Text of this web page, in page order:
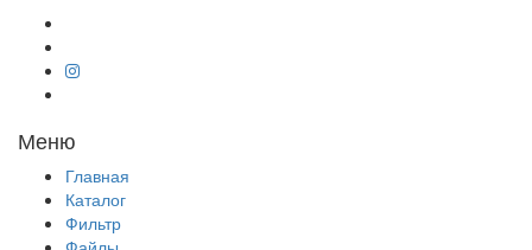
Меню
Главная
Каталог
Фильтр